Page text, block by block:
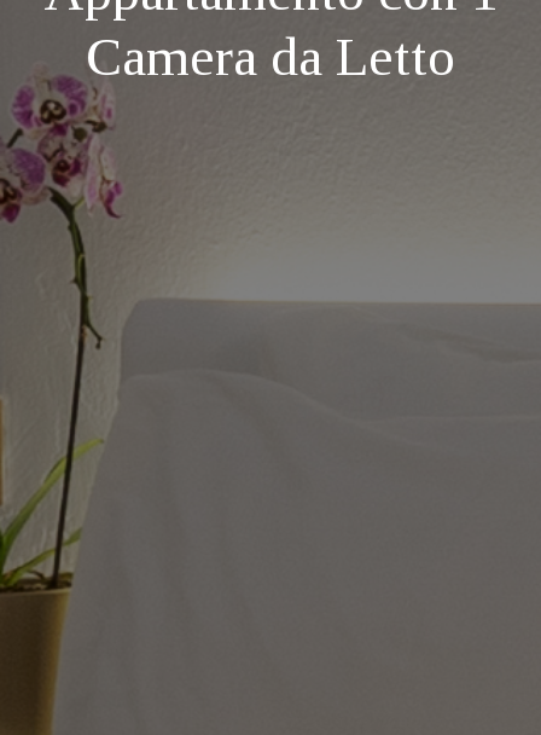
Camera da Letto